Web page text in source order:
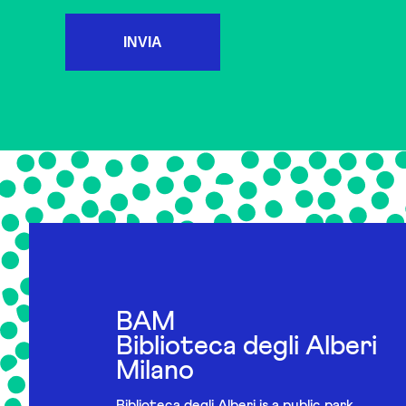
INVIA
BAM
Biblioteca degli Alberi
Milano